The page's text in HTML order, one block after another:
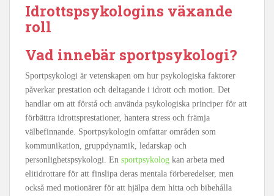
Idrottspsykologins växande
roll
Vad innebär sportpsykologi?
Sportpsykologi är vetenskapen om hur psykologiska faktorer
påverkar prestation och deltagande i idrott och motion. Det
handlar om att förstå och använda psykologiska principer för att
förbättra idrottsprestationer, hantera stress och främja
välbefinnande. Sportpsykologin omfattar områden som
kommunikation, gruppdynamik, ledarskap och
personlighetspsykologi. En sportpsykolog kan arbeta med
elitidrottare för att finslipa deras mentala förberedelser, men
också med motionärer för att hjälpa dem hitta och bibehålla